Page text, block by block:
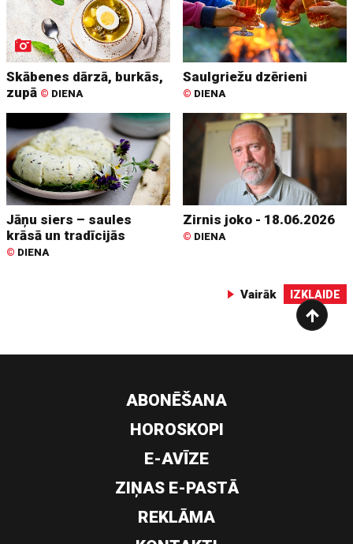
Skābenes dārzā, burkās,
zupā © DIENA
Saulgriežu dzērieni
© DIENA
Jāņu siers – saules
krāsā un tradīcijās
© DIENA
Zirnis joko - 18.06.2026
© DIENA
Vairāk IZKLAIDE
ABONĒŠANA
HOROSKOPI
E-AVĪZE
ZIŅAS E-PASTĀ
REKLĀMA